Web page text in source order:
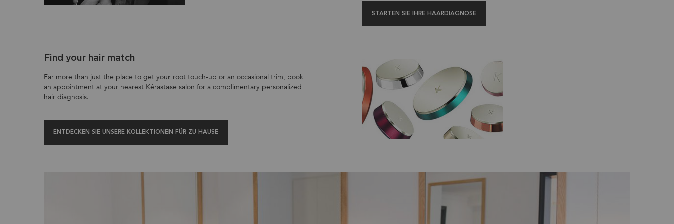
STARTEN SIE IHRE HAARDIAGNOSE
Find your hair match
Far more than just the place to get your root touch-up or an occasional trim, book
an appointment at your nearest Kérastase salon for a complimentary personalized
hair diagnosis.
ENTDECKEN SIE UNSERE KOLLEKTIONEN FÜR ZU HAUSE